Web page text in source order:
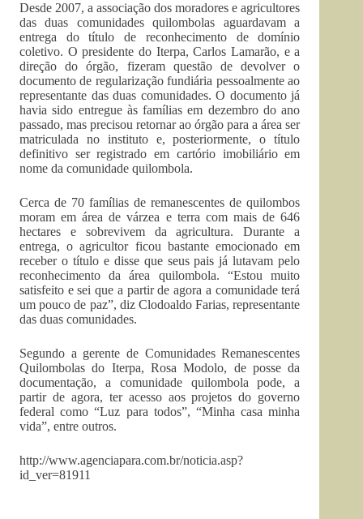
Desde 2007, a associação dos moradores e agricultores
das duas comunidades quilombolas aguardavam a
entrega do título de reconhecimento de domínio
coletivo. O presidente do Iterpa, Carlos Lamarão, e a
direção do órgão, fizeram questão de devolver o
documento de regularização fundiária pessoalmente ao
representante das duas comunidades. O documento já
havia sido entregue às famílias em dezembro do ano
passado, mas precisou retornar ao órgão para a área ser
matriculada no instituto e, posteriormente, o título
definitivo ser registrado em cartório imobiliário em
nome da comunidade quilombola.
Cerca de 70 famílias de remanescentes de quilombos
moram em área de várzea e terra com mais de 646
hectares e sobrevivem da agricultura. Durante a
entrega, o agricultor ficou bastante emocionado em
receber o título e disse que seus pais já lutavam pelo
reconhecimento da área quilombola. “Estou muito
satisfeito e sei que a partir de agora a comunidade terá
um pouco de paz”, diz Clodoaldo Farias, representante
das duas comunidades.
Segundo a gerente de Comunidades Remanescentes
Quilombolas do Iterpa, Rosa Modolo, de posse da
documentação, a comunidade quilombola pode, a
partir de agora, ter acesso aos projetos do governo
federal como “Luz para todos”, “Minha casa minha
vida”, entre outros.
http://www.agenciapara.com.br/noticia.asp?
id_ver=81911